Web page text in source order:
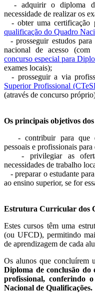
- adquirir o diploma do
necessidade de realizar os
- obter uma certificação
qualificação do Quadro
- prosseguir estudos
nacional de acesso (com
concurso especial para
exames locais);
- prosseguir a via
Superior Profissional
(através de concurso
Os principais objetivos
- contribuir para que o
pessoais e profissionais
- privilegiar as ofertas
necessidades de trabalho
- preparar o estudante
ao ensino superior, se for
Estrutura Curricular dos
Estes cursos têm uma
(ou UFCD), permitindo
de aprendizagem de cada
Os alunos que concluírem
Diploma de conclusão do
profissional, conferindo
Nacional de Qualificações.